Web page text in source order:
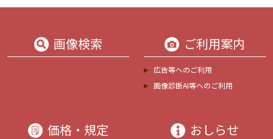
画像検索 ご利用案内
広告等へのご利用
画像診断AI等へのご利用
価格・規定 おしらせ